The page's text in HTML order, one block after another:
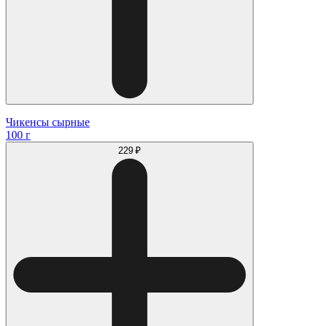
Чикенсы сырные
100 г
229 ₽